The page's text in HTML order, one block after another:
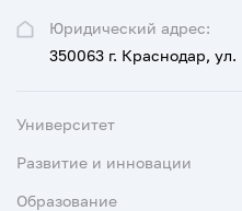
Юридический адрес:
350063 г. Краснодар,
Университет
Развитие и инновации
Образование